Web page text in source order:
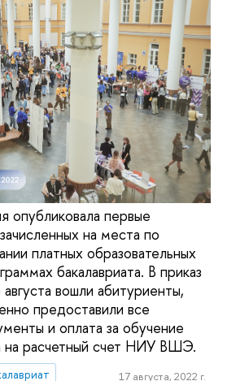
опубликовала первые
на места по
платных образовательных
бакалавриата. В приказ
вошли абитуриенты,
предоставили все
и оплата за обучение
на расчетный счет НИУ ВШЭ.
17 августа, 2022 г.